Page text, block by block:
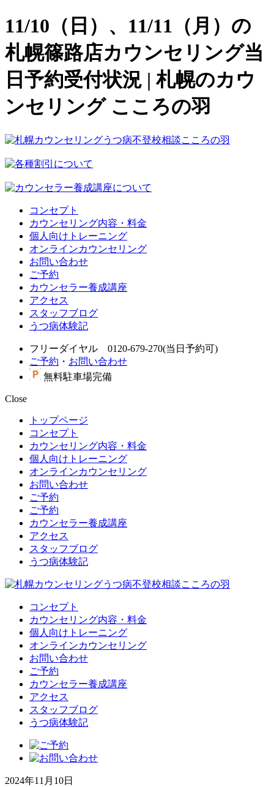
11/10（日）、11/11（月）の
札幌篠路店カウンセリング当
日予約受付状況 | 札幌のカウ
ンセリング こころの羽
コンセプト
カウンセリング内容・料金
個人向けトレーニング
オンラインカウンセリング
お問い合わせ
ご予約
カウンセラー養成講座
アクセス
スタッフブログ
うつ病体験記
フリーダイヤル 0120-679-270(当日予約可)
ご予約 ・ お問い合わせ
無料駐車場完備
Close
トップページ
コンセプト
カウンセリング内容・料金
個人向けトレーニング
オンラインカウンセリング
お問い合わせ
ご予約
ご予約
カウンセラー養成講座
アクセス
スタッフブログ
うつ病体験記
コンセプト
カウンセリング内容・料金
個人向けトレーニング
オンラインカウンセリング
お問い合わせ
ご予約
カウンセラー養成講座
アクセス
スタッフブログ
うつ病体験記
2024年11月10日